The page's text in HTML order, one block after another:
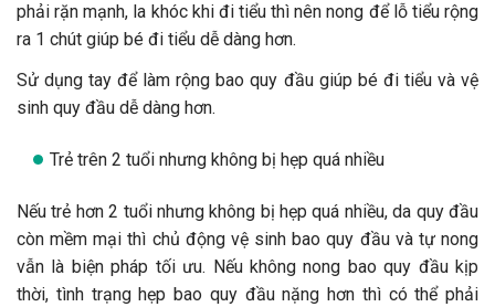
phải rặn mạnh, la khóc khi đi tiểu thì nên nong để lỗ tiểu rộng
ra 1 chút giúp bé đi tiểu dễ dàng hơn.
Sử dụng tay để làm rộng bao quy đầu giúp bé đi tiểu và vệ
sinh quy đầu dễ dàng hơn.
Trẻ trên 2 tuổi nhưng không bị hẹp quá nhiều
Nếu trẻ hơn 2 tuổi nhưng không bị hẹp quá nhiều, da quy đầu
còn mềm mại thì chủ động vệ sinh bao quy đầu và tự nong
vẫn là biện pháp tối ưu. Nếu không nong bao quy đầu kịp
thời, tình trạng hẹp bao quy đầu nặng hơn thì có thể phải